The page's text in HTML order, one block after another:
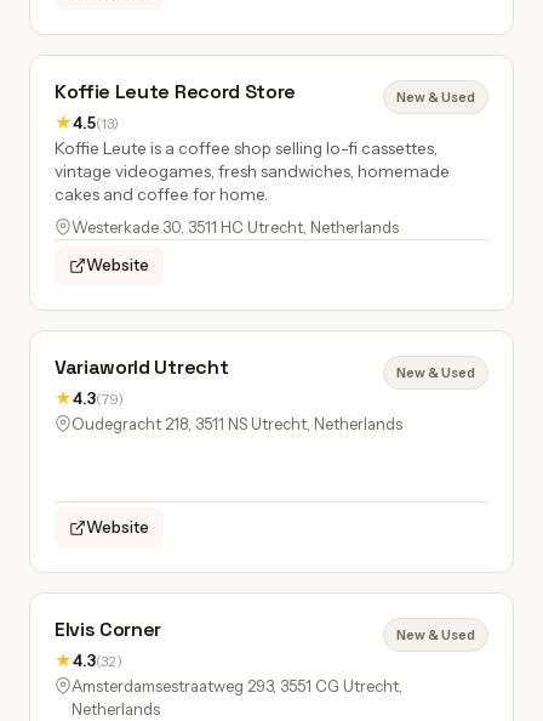
Koffie Leute Record Store
★4.5(13)
New & Used
Koffie Leute is a coffee shop selling lo-fi cassettes,
vintage videogames, fresh sandwiches, homemade
cakes and coffee for home.
Westerkade 30, 3511 HC Utrecht, Netherlands
Website
Variaworld Utrecht
★4.3(79)
New & Used
Oudegracht 218, 3511 NS Utrecht, Netherlands
Website
Elvis Corner
★4.3(32)
New & Used
Amsterdamsestraatweg 293, 3551 CG Utrecht,
Netherlands